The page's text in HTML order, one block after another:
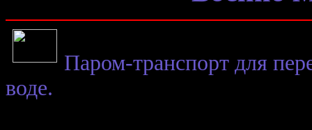
Паром-транспорт для
воде.